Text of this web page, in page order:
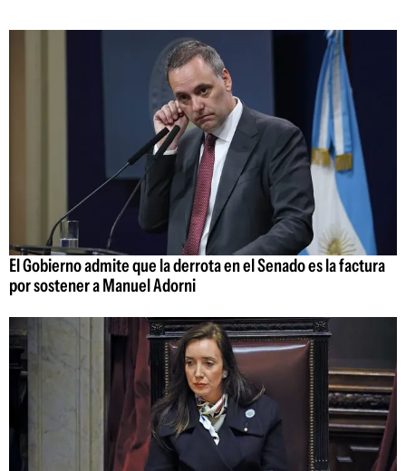
El Gobierno admite que la derrota en el Senado es la factura
por sostener a Manuel Adorni